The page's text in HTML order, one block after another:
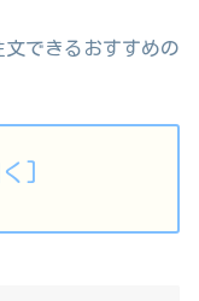
できるおすすめの